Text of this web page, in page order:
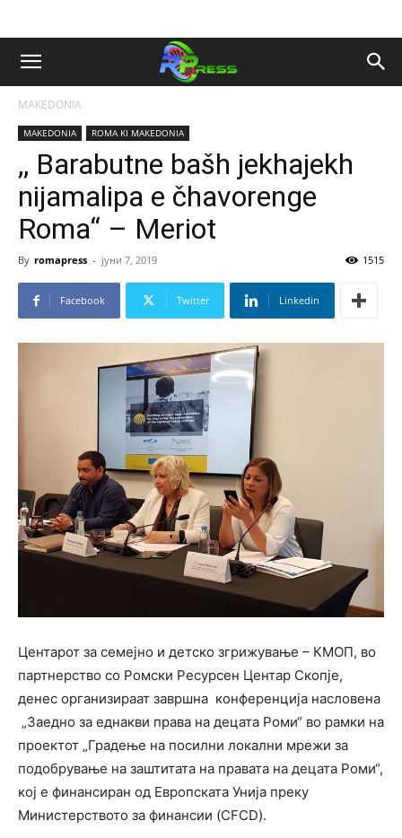
MAKEDONIA
MAKEDONIA ROMA KI MAKEDONIA
,, Barabutne bašh jekhajekh
nijamalipa e čhavorenge
Roma“ – Meriot
By romapress - јуни 7, 2019 1515
Facebook Twitter Linkedin
Центарот за семејно и детско згрижување – КМОП, во
партнерство со Ромски Ресурсен Центар Скопје,
денес организираат завршна конференција насловена
„Заедно за еднакви права на децата Роми“ во рамки на
проектот „Градење на посилни локални мрежи за
подобрување на заштитата на правата на децата Роми“,
кој е финансиран од Европската Унија преку
Министерството за финансии (CFCD).